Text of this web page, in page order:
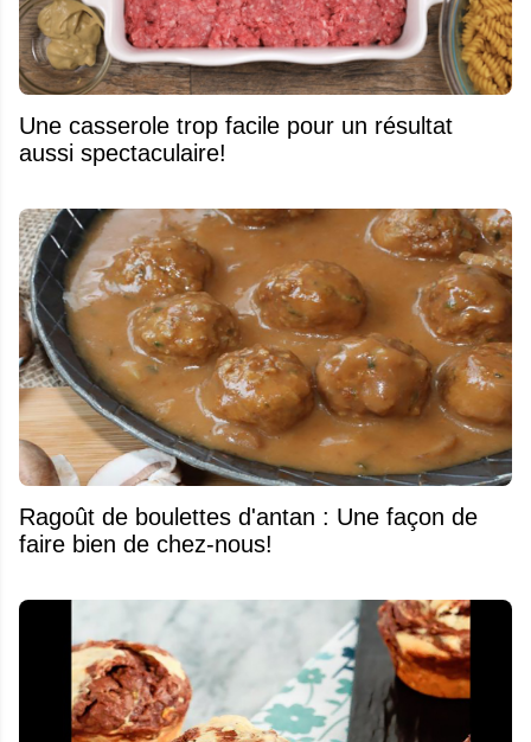
Une casserole trop facile pour un résultat
aussi spectaculaire!
Ragoût de boulettes d'antan : Une façon de
faire bien de chez-nous!